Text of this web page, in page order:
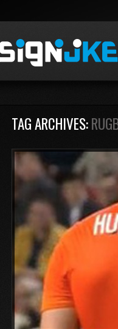
TAG ARCHIVES: